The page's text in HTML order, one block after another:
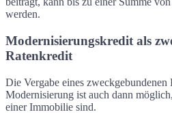
werden.
Modernisierungskredit als
Ratenkredit
Die Vergabe eines zweckgebundenen
Modernisierung ist auch dann
einer Immobilie sind.